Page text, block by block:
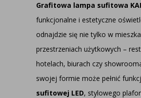
Grafitowa lampa sufitowa
funkcjonalne i estetyczne
odnajdzie się nie tylko w
przestrzeniach użytkowych –
hotelach, biurach czy
swojej formie może pełnić
sufitowej LED, stylowego